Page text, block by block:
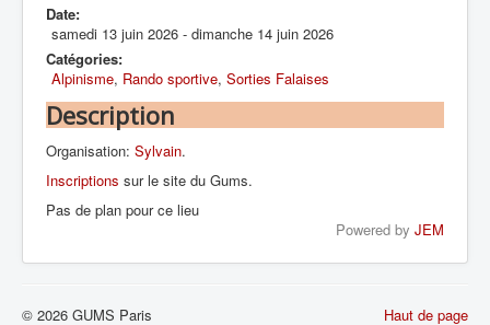
Date:
samedi 13 juin 2026 - dimanche 14 juin 2026
Catégories:
Alpinisme, Rando sportive, Sorties Falaises
Description
Organisation: Sylvain.
Inscriptions sur le site du Gums.
Pas de plan pour ce lieu
Powered by JEM
Haut de page
© 2026 GUMS Paris